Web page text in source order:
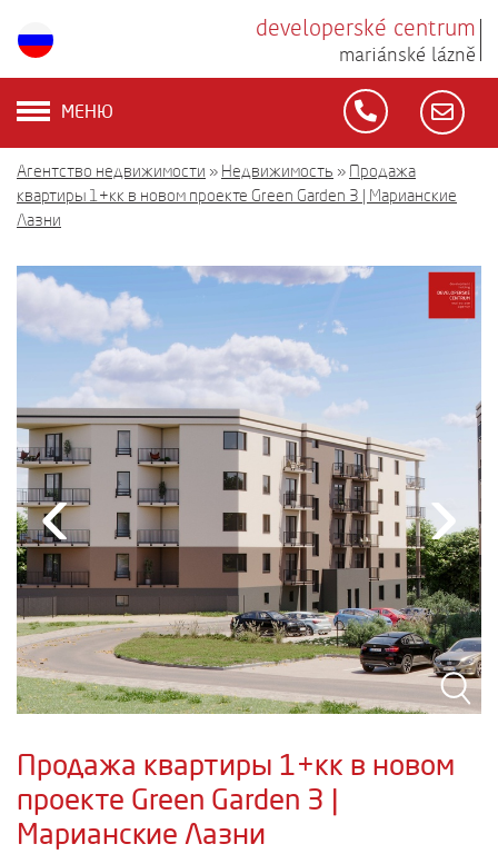
developerské centrum
mariánské lázně
МЕНЮ
Агентство недвижимости » Недвижимость » Продажа
квартиры 1+кк в новом проекте Green Garden 3 | Марианские
Лазни
‹ ›
Продажа квартиры 1+кк в новом
проекте Green Garden 3 |
Марианские Лазни